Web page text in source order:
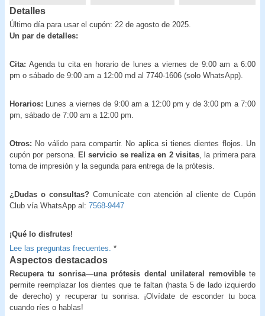
Detalles
Último día para usar el cupón: 22 de agosto de 2025.
Un par de detalles:
Cita: Agenda tu cita en horario de lunes a viernes de 9:00 am a 6:00
pm o sábado de 9:00 am a 12:00 md al 7740-1606 (solo WhatsApp).
Horarios:
Lunes a viernes de 9:00 am a 12:00 pm y de 3:00 pm a 7:00
pm, sábado de 7:00 am a 12:00 pm.
Otros: No válido para compartir. No aplica si tienes dientes flojos. Un
cupón por persona.
El servicio se realiza en 2 visitas , la primera para
toma de impresión y la segunda para entrega de la prótesis.
¿Dudas o consultas? Comunícate con atención al cliente de Cupón
Club vía WhatsApp al: 7568-9447
¡Qué lo disfrutes!
Lee las preguntas frecuentes. *
Aspectos destacados
Recupera tu sonrisa—una prótesis dental unilateral removiblete
permite reemplazar los dientes que te faltan (hasta 5 de lado izquierdo
de derecho) y recuperar tu sonrisa. ¡Olvídate de esconder tu boca
cuando ríes o hablas!